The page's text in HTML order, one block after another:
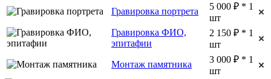
Гравировка портрета
5 000 ₽ * 1
шт
Гравировка ФИО,
эпитафии
2 150 ₽ * 1
шт
Монтаж памятника
3 000 ₽ * 1
шт